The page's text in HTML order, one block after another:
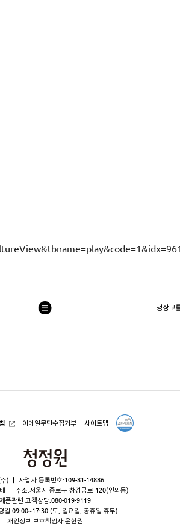
냉장고
목
이메일무단수집거부 사이트맵
청
원
)
사업자 등록번호:109-81-14886
주소:서울시 종로구 창경궁로 120(인의동)
제품관련 고객상담:080-019-9119
일 09:00~17:30 (토, 일요일, 공휴일 휴무)
개인정보 보호책임자:윤한권